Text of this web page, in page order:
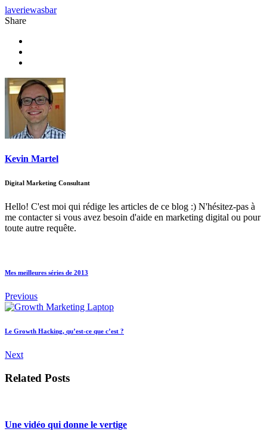
laveriewasbar
Share
Kevin Martel
Digital Marketing Consultant
Hello! C'est moi qui rédige les articles de ce blog :) N'hésitez-pas à
me contacter si vous avez besoin d'aide en marketing digital ou pour
toute autre requête.
Mes meilleures séries de 2013
Previous
Le Growth Hacking, qu’est-ce que c’est ?
Next
Related Posts
Une vidéo qui donne le vertige